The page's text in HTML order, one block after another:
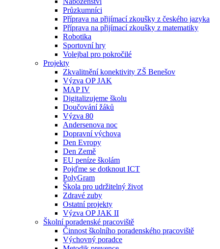
Průzkumníci
Příprava na přijímací zkoušky z českého jazyka
Příprava na přijímací zkoušky z matematiky
Robotika
Sportovní hry
Volejbal pro pokročilé
Projekty
Zkvalitnění konektivity ZŠ Benešov
Výzva OP JAK
MAP IV
Digitalizujeme školu
Doučování žáků
Výzva 80
Andersenova noc
Dopravní výchova
Den Evropy
Den Země
EU peníze školám
Pojďme se dotknout ICT
PolyGram
Škola pro udržitelný život
Zdravé zuby
Ostatní projekty
Výzva OP JAK II
Školní poradenské pracoviště
Činnost školního poradenského pracoviště
Výchovný poradce